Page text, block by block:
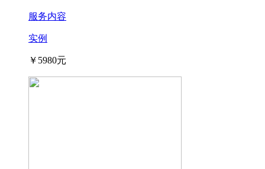
服务内容
实例
￥5980元